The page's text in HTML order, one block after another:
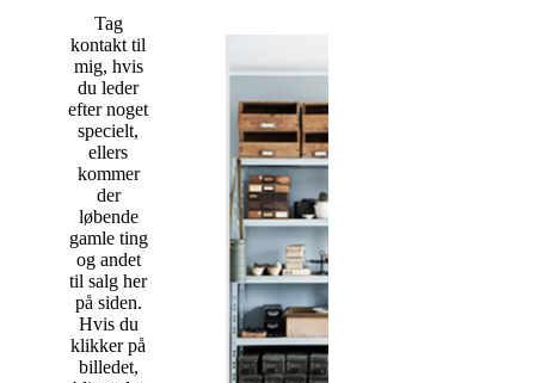
Tag
kontakt til
mig, hvis
du leder
efter noget
specielt,
ellers
kommer
der
løbende
gamle ting
og andet
til salg her
på siden.
Hvis du
klikker på
billedet,